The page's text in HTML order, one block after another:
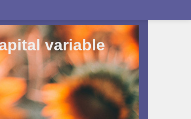
variable